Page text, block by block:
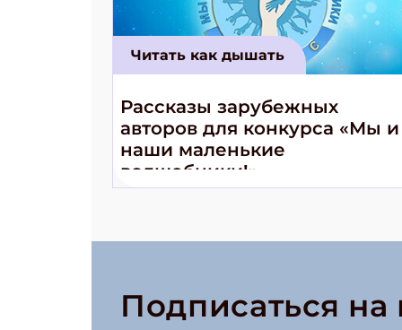
Читать как дышать
Рассказы зарубежных
авторов для конкурса «Мы и
наши маленькие
волшебники!»
Подписаться на